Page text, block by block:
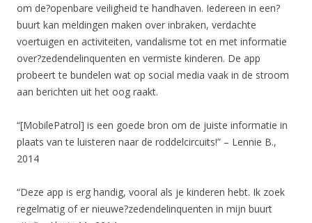
om de?openbare veiligheid te handhaven. Iedereen in een?
buurt kan meldingen maken over inbraken, verdachte
voertuigen en activiteiten, vandalisme tot en met informatie
over?zedendelinquenten en vermiste kinderen. De app
probeert te bundelen wat op social media vaak in de stroom
aan berichten uit het oog raakt.
“[MobilePatrol] is een goede bron om de juiste informatie in
plaats van te luisteren naar de roddelcircuits!” – Lennie B.,
2014
“Deze app is erg handig, vooral als je kinderen hebt. Ik zoek
regelmatig of er nieuwe?zedendelinquenten in mijn buurt